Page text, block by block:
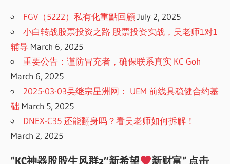
FGV（5222）私有化重點回顧 July 2, 2025
小白转战股票投资之路 股票投资实战，吴老师1对1
辅导 March 6, 2025
重要公告：谨防冒充者，确保联系真实 KC Goh
March 6, 2025
2025-03-03吴继宗星洲网： UEM 前线具稳健合约基
础 March 5, 2025
DNEX-C35 还能翻身吗？看吴老师如何拆解！
March 2, 2025
“KC神器股股生风群2″新希望
新财富” 点击